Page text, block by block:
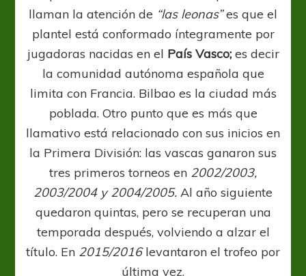
llaman la atención de “las leonas”es que el
plantel está conformado íntegramente por
jugadoras nacidas en el País Vasco; es decir
la comunidad autónoma española que
limita con Francia. Bilbao es la ciudad más
poblada. Otro punto que es más que
llamativo está relacionado con sus inicios en
la Primera División: las vascas ganaron sus
tres primeros torneos en 2002/2003,
2003/2004 y 2004/2005. Al año siguiente
quedaron quintas, pero se recuperan una
temporada después, volviendo a alzar el
título. En 2015/2016levantaron el trofeo por
última vez.